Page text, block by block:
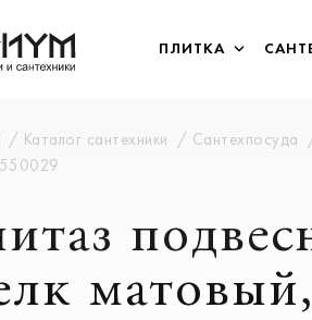
ПЛИТКА
Каталог сантехники Сантехпосуда